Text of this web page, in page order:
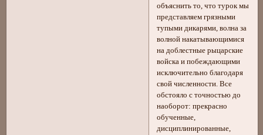
объяснить то, что турок мы
представляем грязными
тупыми дикарями, волна за
волной накатывающимися
на доблестные рыцарские
войска и побеждающими
исключительно благодаря
свой численности. Все
обстояло с точностью до
наоборот: прекрасно
обученные,
дисциплинированные,